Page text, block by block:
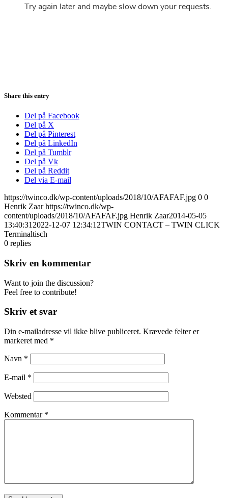
Share this entry
Del på Facebook
Del på X
Del på Pinterest
Del på LinkedIn
Del på Tumblr
Del på Vk
Del på Reddit
Del via E-mail
https://twinco.dk/wp-content/uploads/2018/10/AFAFAF.jpg 0 0
Henrik Zaar https://twinco.dk/wp-
content/uploads/2018/10/AFAFAF.jpg Henrik Zaar2014-05-05
13:40:31 2022-12-07 12:34:12TWIN CONTACT – TWIN CLICK
Terminaltisch
0 replies
Skriv en kommentar
Want to join the discussion?
Feel free to contribute!
Skriv et svar
Din e-mailadresse vil ikke blive publiceret. Krævede felter er
markeret med *
Navn *
E-mail *
Websted
Kommentar *